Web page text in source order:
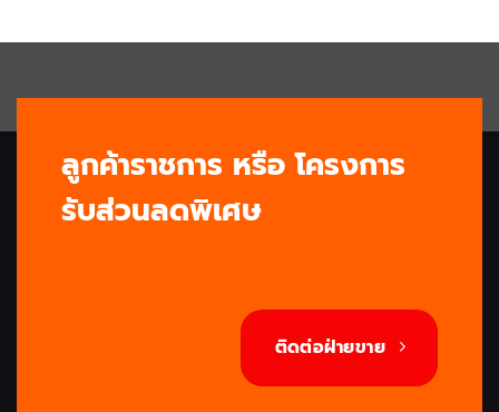
ลูกค้าราชการ หรือ โครงการ
รับส่วนลดพิเศษ
ติดต่อฝ่ายขาย